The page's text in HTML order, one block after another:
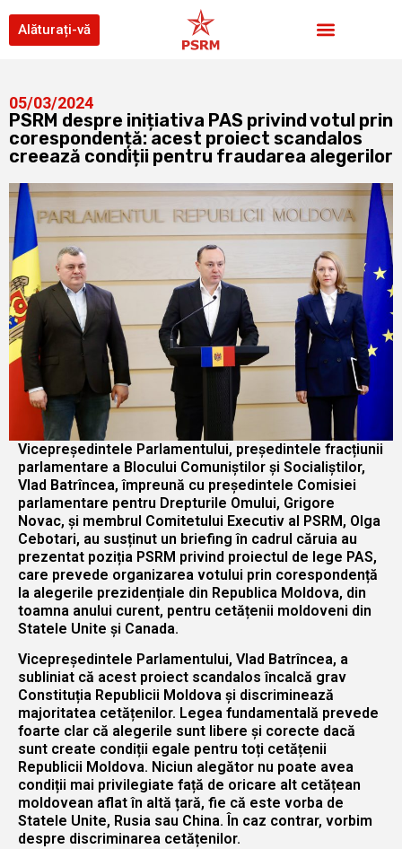
Alăturați-vă
05/03/2024
PSRM despre inițiativa PAS privind votul prin
corespondență: acest proiect scandalos
creează condiții pentru fraudarea alegerilor
Vicepreședintele Parlamentului, președintele fracțiunii
parlamentare a Blocului Comuniștilor și Socialiștilor,
Vlad Batrîncea, împreună cu președintele Comisiei
parlamentare pentru Drepturile Omului, Grigore
Novac, și membrul Comitetului Executiv al PSRM, Olga
Cebotari, au susținut un briefing în cadrul căruia au
prezentat poziția PSRM privind proiectul de lege PAS,
care prevede organizarea votului prin corespondență
la alegerile prezidențiale din Republica Moldova, din
toamna anului curent, pentru cetățenii moldoveni din
Statele Unite și Canada.
Vicepreședintele Parlamentului, Vlad Batrîncea, a
subliniat că acest proiect scandalos încalcă grav
Constituția Republicii Moldova și discriminează
majoritatea cetățenilor. Legea fundamentală prevede
foarte clar că alegerile sunt libere și corecte dacă
sunt create condiții egale pentru toți cetățenii
Republicii Moldova. Niciun alegător nu poate avea
condiții mai privilegiate față de oricare alt cetățean
moldovean aflat în altă țară, fie că este vorba de
Statele Unite, Rusia sau China. În caz contrar, vorbim
despre discriminarea cetățenilor.